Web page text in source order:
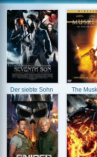
Der siebte Sohn The